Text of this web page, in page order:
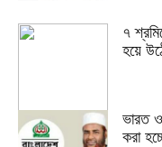
৭
হয়ে
ভারত ও
করা